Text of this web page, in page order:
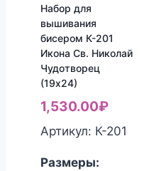
Набор для
вышивания
бисером К-201
Икона Св. Николай
Чудотворец
(19х24)
1,530.00₽
Артикул: К-201
Размеры: